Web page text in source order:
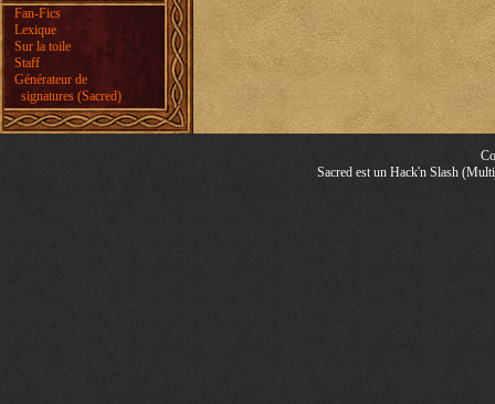
Fan-Fics
Lexique
Sur la toile
Staff
Générateur de
signatures (Sacred)
Sacred est un Hack'n Slash